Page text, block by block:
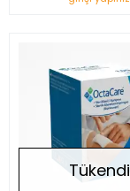
Tükendi